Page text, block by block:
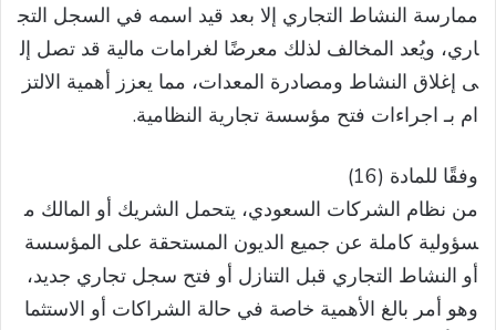
ممارسة النشاط التجاري إلا بعد قيد اسمه في السجل التج
اري، ويُعد المخالف لذلك معرضًا لغرامات مالية قد تصل إل
ى إغلاق النشاط ومصادرة المعدات، مما يعزز أهمية الالتز
ام بـ اجراءات فتح مؤسسة تجارية النظامية.
وفقًا للمادة (16)
من نظام الشركات السعودي، يتحمل الشريك أو المالك م
سؤولية كاملة عن جميع الديون المستحقة على المؤسسة
أو النشاط التجاري قبل التنازل أو فتح سجل تجاري جديد،
وهو أمر بالغ الأهمية خاصة في حالة الشراكات أو الاستثما